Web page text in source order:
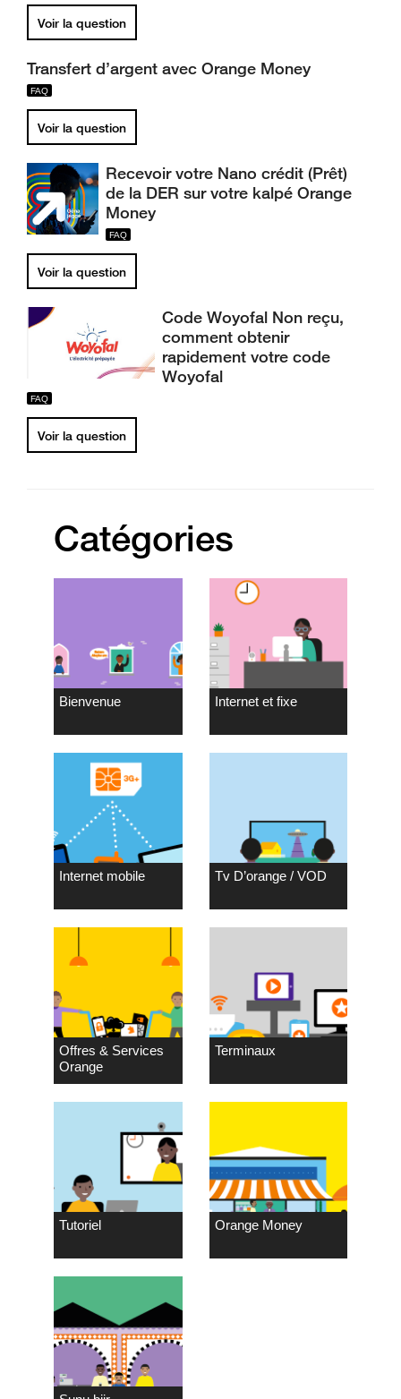
Voir la question
Transfert d’argent avec Orange Money
Voir la question
Recevoir votre Nano crédit (Prêt)
de la DER sur votre kalpé Orange
Money
Voir la question
Code Woyofal Non reçu,
comment obtenir
rapidement votre code
Woyofal
Voir la question
Catégories
Bienvenue Internet et fixe
Internet mobile Tv D’orange / VOD
Offres & Services
Orange
Terminaux
Tutoriel Orange Money